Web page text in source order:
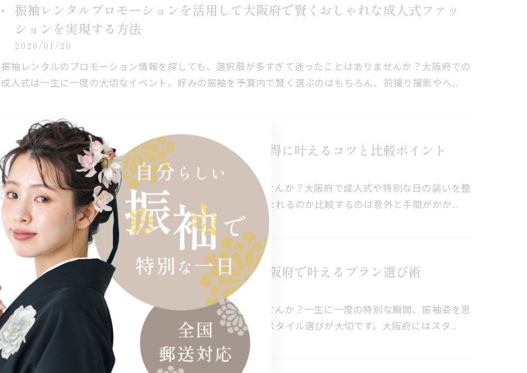
振袖レンタルプロモーションを活用して大阪府で賢くおしゃれな成人式ファッ
ションを実現する方法
2026/01/20
振袖レンタルのプロモーション情報を探しても、選択肢が多すぎて迷ったことはありませんか？大阪府での
成人式は一生に一度の大切なイベント。好みの振袖を予算内で賢く選ぶのはもちろん、前撮り撮影やヘ…
振袖レンタルのオプション選びや大阪府でお得に叶えるコツと比較ポイント
2026/01/19
振袖レンタルのオプション選びで迷ってしまうことはありませんか？大阪府で成人式や特別な日の装いを整
える際、追加オプションの内容や価格、どんなサービスが含まれるのか比較するのは意外と手間がかか…
振袖レンタルと写真撮影で一生の思い出を大阪府で叶えるプラン選び術
2026/01/17
振袖レンタルや写真撮影のプラン選び、大阪府で迷っていませんか？一生に一度の特別な瞬間、振袖姿を思
いきりおしゃれに残すためには、レンタル内容や写真撮影のスタイル選びが大切です。大阪府にはスタ…